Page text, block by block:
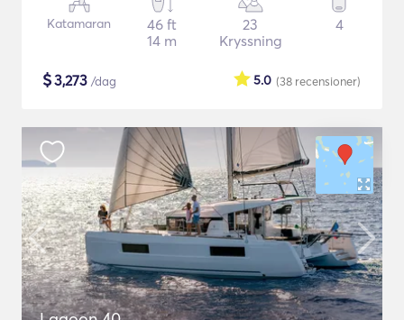
Katamaran
46 ft
14 m
23
Kryssning
4
$3,273 /dag (38 recensioner)
5.0